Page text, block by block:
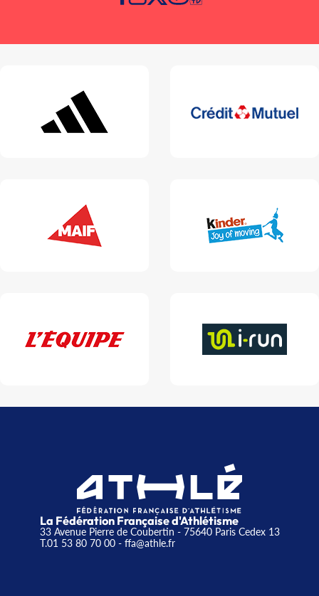
La Fédération Française d'Athlétisme
33 Avenue Pierre de Coubertin - 75640 Paris Cedex 13
T.01 53 80 70 00- ffa@athle.fr